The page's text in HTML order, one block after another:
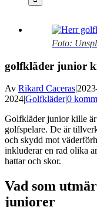
Foto:
golfkläder junior
Av Rikard Caceras|
2024|Golfkläder|0
Golfkläder junior kille är
golfspelare. De är
och skydd mot
inkluderar en rad olika
hattar och skor.
Vad som
juniorer